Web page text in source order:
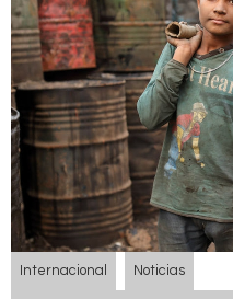
Internacional Noticias